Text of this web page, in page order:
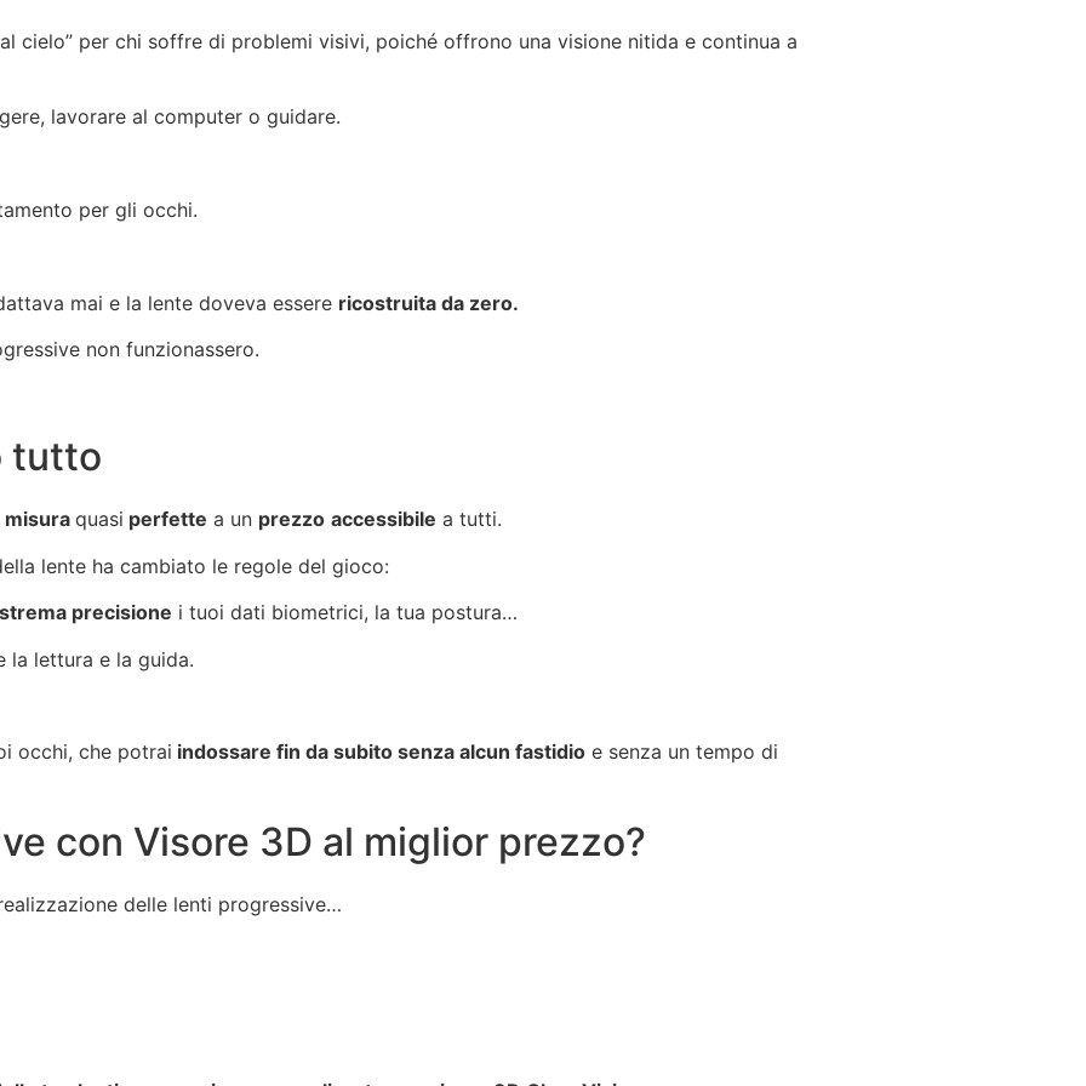
cielo” per chi soffre di problemi visivi, poiché offrono una visione nitida e continua a
lavorare al computer o guidare.
per gli occhi.
mai e la lente doveva essere ricostruita da zero.
non funzionassero.
tutto
quasi perfette a un prezzo accessibile a tutti.
lente ha cambiato le regole del gioco:
precisione i tuoi dati biometrici, la tua postura…
la lettura e la guida.
occhi, che potrai indossare fin da subito senza alcun fastidio e senza un tempo di
con Visore 3D al miglior prezzo?
delle lenti progressive…